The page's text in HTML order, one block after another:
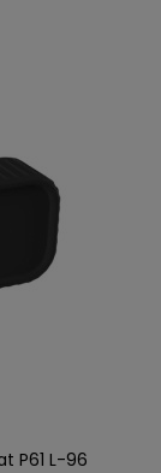
P61 L-96